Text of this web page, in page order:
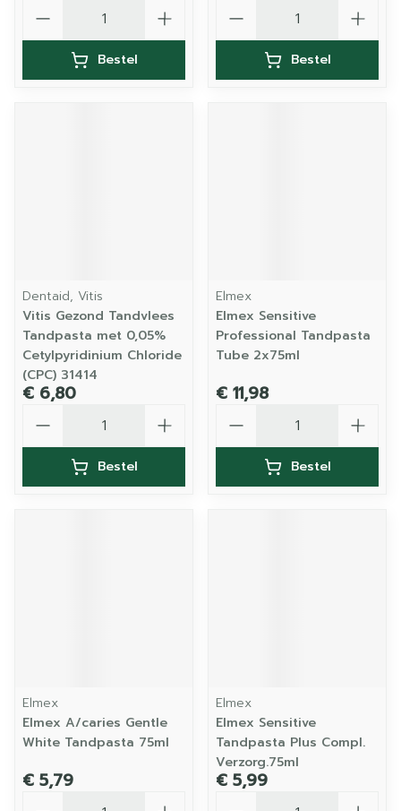
Bestel Bestel
Dentaid, Vitis
Vitis Gezond Tandvlees
Tandpasta met 0,05%
Cetylpyridinium Chloride
(CPC) 31414
€ 6,80
Bestel
Elmex
Elmex Sensitive
Professional Tandpasta
Tube 2x75ml
€ 11,98
Bestel
Elmex
Elmex A/caries Gentle
White Tandpasta 75ml
€ 5,79
Elmex
Elmex Sensitive
Tandpasta Plus Compl.
Verzorg.75ml
€ 5,99